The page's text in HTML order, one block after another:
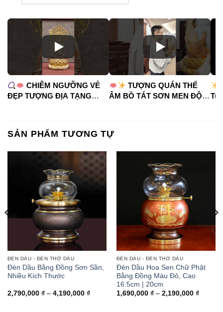
CHIÊM NGƯỠNG VẺ
ĐẸP TƯỢNG ĐỊA TẠNG
#tuongphat
#diatangvuongbotat
TƯỢNG QUÁN THẾ
ÂM BỒ TÁT SƠN MEN ĐỘ
SẢN PHẨM TƯƠNG TỰ
ĐÈN DẦU - ĐÈN THỜ DẦU
Đèn Dầu Bằng Đồng Sơn Sần,
Nhiều Kích Thước
2,790,000 ₫ – 4,190,000 ₫Khoảng
ĐÈN DẦU - ĐÈN THỜ DẦU
Đèn Dầu Hoa Sen Chữ Phật
Bằng Đồng Màu Đỏ, Cao
16.5cm | 20cm
1,690,000 ₫ – 2,190,000 ₫Khoảng